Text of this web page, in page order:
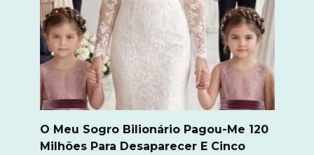
O Meu Sogro Bilionário Pagou-Me 120
Milhões Para Desaparecer E Cinco